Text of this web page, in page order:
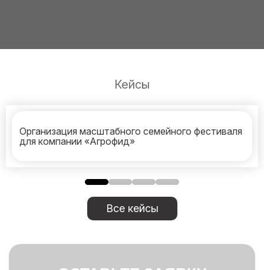
Кейсы
Организация масштабного семейного фестиваля
для компании «Агрофид»
Все кейсы